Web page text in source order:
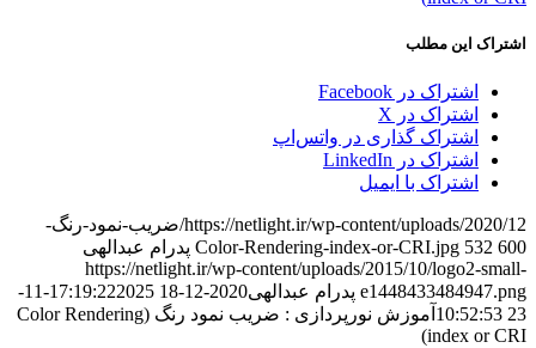
اشتراک این مطلب
اشتراک در Facebook
اشتراک در X
اشتراک گذاری در واتس‌اپ
اشتراک در LinkedIn
اشتراک با ایمیل
https://netlight.ir/wp-content/uploads/2020/12/ضریب-نمود-رنگ-
Color-Rendering-index-or-CRI.jpg 532 600
پدرام عبدالهی
https://netlight.ir/wp-content/uploads/2015/10/logo2-small-
e1448433484947.png پدرام عبدالهی2020-12-18 17:19:22
2025-11-
23 10:52:53
آموزش نورپردازی : ضریب نمود رنگ (Color Rendering
index or CRI)